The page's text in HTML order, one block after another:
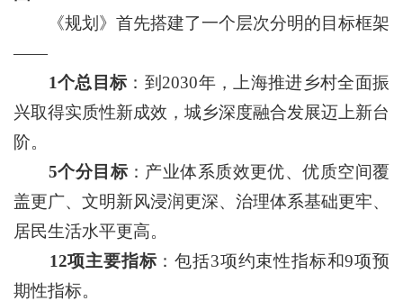
《规划》首先搭建了一个层次分明的目标框架
——
1个总目标：到2030年，上海推进乡村全面振
兴取得实质性新成效，城乡深度融合发展迈上新台
阶。
5个分目标：产业体系质效更优、优质空间覆
盖更广、文明新风浸润更深、治理体系基础更牢、
居民生活水平更高。
12项主要指标：包括3项约束性指标和9项预
期性指标。